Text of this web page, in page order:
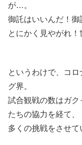
が…。
御託はいいんだ！御
とにかく見やがれ！
というわけで、コ
グ界。
試合観戦の数はガク
たちの協力を経て、
多くの挑戦をさせて